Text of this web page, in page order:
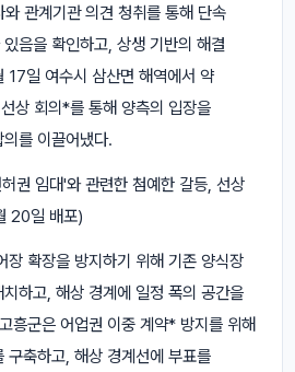
관계기관 의견 청취를 통해 단속
음을 확인하고, 상생 기반의 해결
17일 여수시 삼산면 해역에서 약
상 회의*를 통해 양측의 입장을
를 이끌어냈다.
권 임대'와 관련한 첨예한 갈등, 선상
20일 배포)
장 확장을 방지하기 위해 기존 양식장
하고, 해상 경계에 일정 폭의 공간을
흥군은 어업권 이중 계약* 방지를 위해
구축하고, 해상 경계선에 부표를